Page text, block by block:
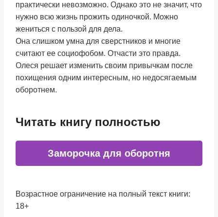
практически невозможно. Однако это не значит, что
нужно всю жизнь прожить одиночкой. Можно
жениться с пользой для дела.
Она слишком умна для сверстников и многие
считают ее социофобом. Отчасти это правда.
Олеся решает изменить своим привычкам после
похищения одним интересным, но недосягаемым
оборотнем.
Читать книгу полностью
Заморочка для оборотня
Возрастное ограничение на полный текст книги:
18+